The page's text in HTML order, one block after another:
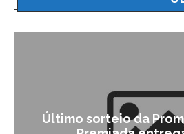
Último sorteio da